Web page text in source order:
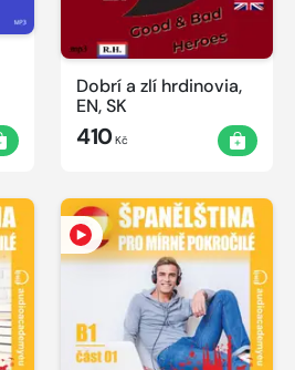
Dobrí a zlí hrdinovia,
EN, SK
410Kč